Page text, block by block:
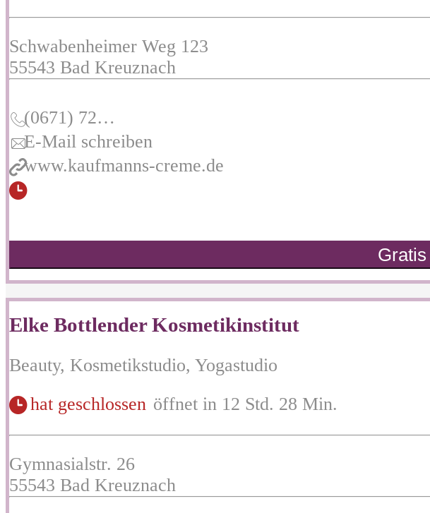
Schwabenheimer Weg 123
55543 Bad Kreuznach
(0671) 72…
E-Mail schreiben
www.kaufmanns-creme.de
Elke Bottlender Kosmetikinstitut
Beauty, Kosmetikstudio, Yogastudio
hat geschlossen öffnet in 12 Std. 28 Min.
Gymnasialstr. 26
55543 Bad Kreuznach